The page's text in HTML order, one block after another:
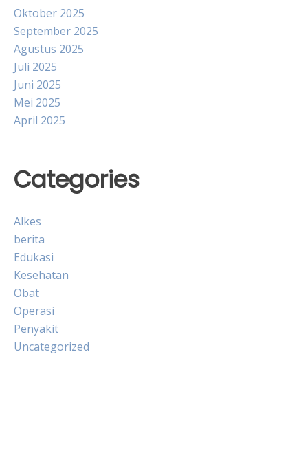
Oktober 2025
September 2025
Agustus 2025
Juli 2025
Juni 2025
Mei 2025
April 2025
Categories
Alkes
berita
Edukasi
Kesehatan
Obat
Operasi
Penyakit
Uncategorized